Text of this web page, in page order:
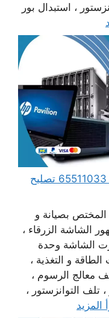
، استبدال بور
مهندس كمبيوتر العارضية الصناعية 65511033 تصليح
المختص بصيانة و
الشاشة الزرقاء ،
الشاشة وحدة
و التغذية ،
معالج الرسوم ،
تلف التوانزستور ،
المزيد